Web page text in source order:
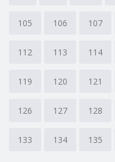
105 106 107
112 113 114
119 120 121
126 127 128
133 134 135